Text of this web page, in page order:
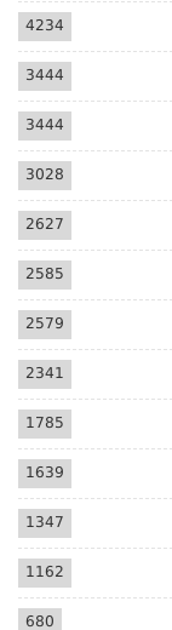
4234
3444
3444
3028
2627
2585
2579
2341
1785
1639
1347
1162
680